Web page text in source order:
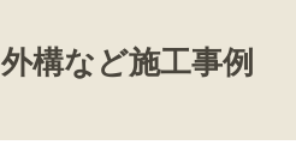
外構など施工事例